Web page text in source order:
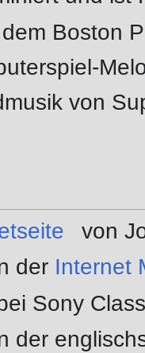
Boston
von
von
der Internet
Sony
der